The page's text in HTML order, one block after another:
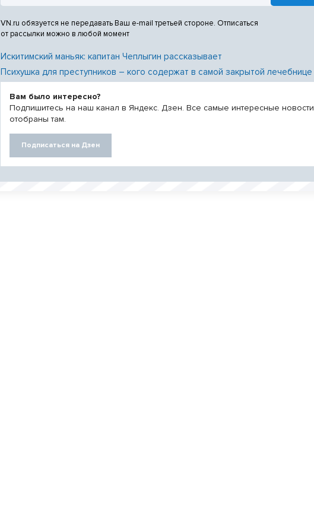
VN.ru обязуется не передавать Ваш e-mail третьей стороне. Отписаться
от рассылки можно в любой момент
Искитимский маньяк: капитан Чеплыгин рассказывает
Психушка для преступников – кого содержат в самой закрытой
Вам было интересно?
Подпишитесь на наш канал в Яндекс. Дзен. Все самые интересные новости
отобраны там.
Подписаться на Дзен